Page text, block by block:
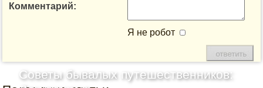
Комментарий:
Я не робот
Советы бывалых путешественников: